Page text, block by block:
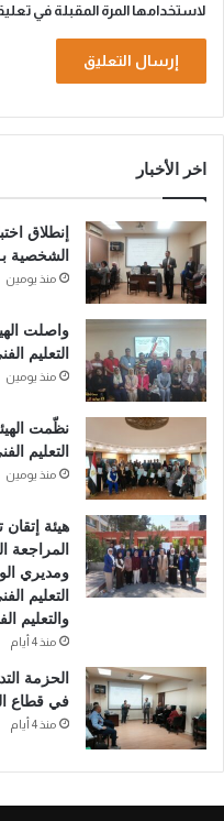
لاستخدامها المرة المقبلة في
t
r
n
a
i
v
e
:
اخر الأخبار
إنطلاق
الشخصية
منذ يومين
واصلت
التعليم
منذ يومين
نظّمت
التعليم
منذ يومين
هيئة إتقان
المراجعة
ومديري
والتعليم
منذ 4 أيام
الحزمة
في قطاع
منذ 4 أيام